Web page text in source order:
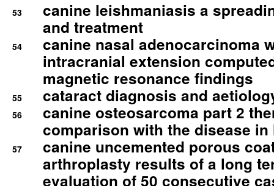
53
canine leishmaniasis a
and treatment
54
canine nasal adenocarcinoma
intracranial extension
magnetic resonance findings
55 cataract diagnosis and
56
canine osteosarcoma part 2
comparison with the disease in
57
canine uncemented porous
arthroplasty results of a long
evaluation of 50 consecutive